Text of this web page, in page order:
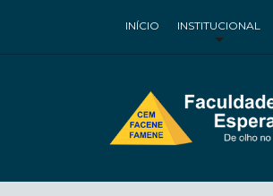
INÍCIO INSTITUCIONAL